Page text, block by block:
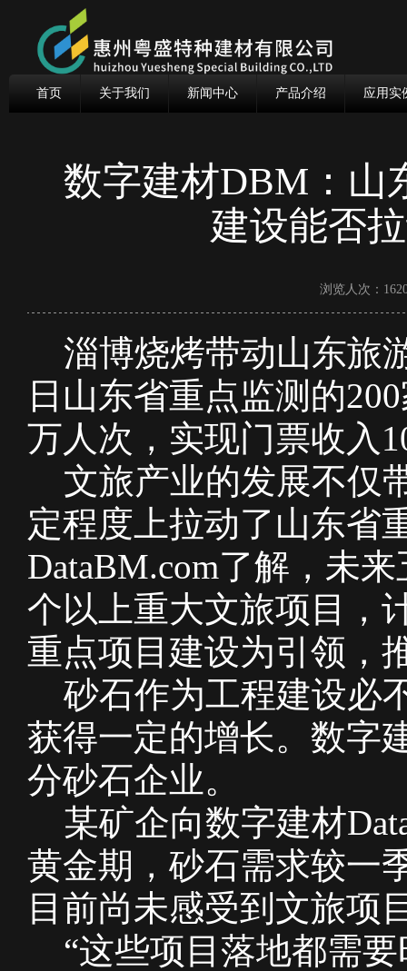
首页 关于我们 新闻中心 产品介绍 应用实
数字建材DBM：山
建设能否
浏览人次：
淄博烧烤带动山东旅
日山东省重点监测的
万人次，实现门票收入
文旅产业的发展不仅
定程度上拉动了山东省
DataBM.com了解，未
个以上重大文旅项目，
重点项目建设为引领，
砂石作为工程建设必
获得一定的增长。数字
分砂石企业。
某矿企向数字建材
黄金期，砂石需求较一
目前尚未感受到文旅项
“这些项目落地都需要